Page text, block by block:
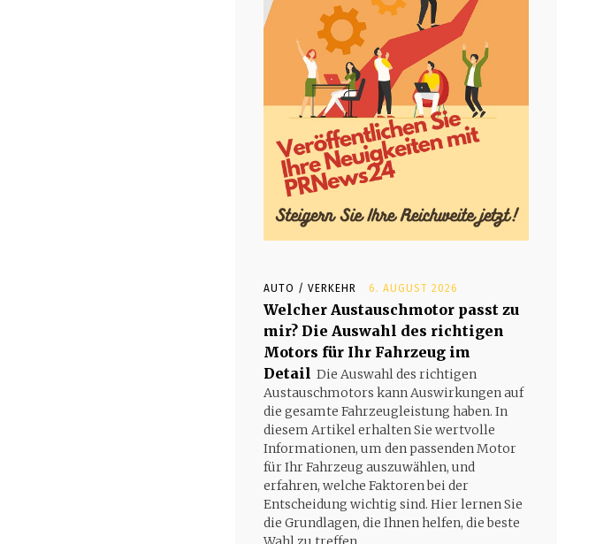
AUTO / VERKEHR 6. AUGUST 2026
Welcher Austauschmotor passt zu
mir? Die Auswahl des richtigen
Motors für Ihr Fahrzeug im
Detail Die Auswahl des richtigen
Austauschmotors kann Auswirkungen auf
die gesamte Fahrzeugleistung haben. In
diesem Artikel erhalten Sie wertvolle
Informationen, um den passenden Motor
für Ihr Fahrzeug auszuwählen, und
erfahren, welche Faktoren bei der
Entscheidung wichtig sind. Hier lernen Sie
die Grundlagen, die Ihnen helfen, die beste